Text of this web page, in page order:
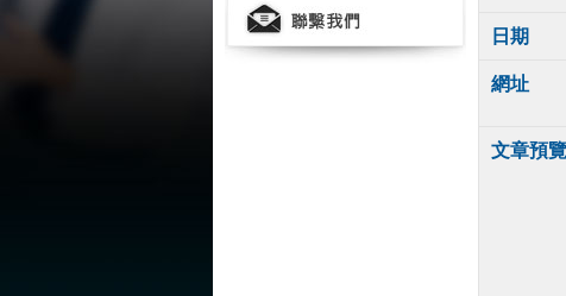
日期
網址
文章預覽